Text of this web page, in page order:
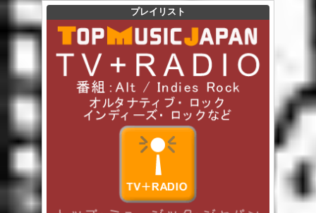
プレイリスト